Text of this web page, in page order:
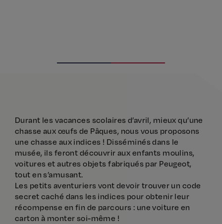
Durant les vacances scolaires d’avril, mieux qu’une
chasse aux œufs de Pâques, nous vous proposons
une chasse aux indices ! Disséminés dans le
musée, ils feront découvrir aux enfants moulins,
voitures et autres objets fabriqués par Peugeot,
tout en s’amusant.
Les petits aventuriers vont devoir trouver un code
secret caché dans les indices pour obtenir leur
récompense en fin de parcours : une voiture en
carton à monter soi-même !